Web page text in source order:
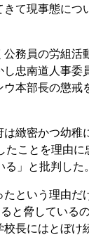
て現事態につ
務員の労組活
忠南道人事委
本部長の懲戒
緻密かつ幼稚
ことを理由に
」と批判した。
という理由だ
と脅している
長にはとぼけ